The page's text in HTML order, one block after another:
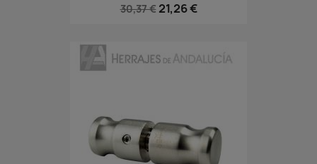
30,37 € 21,26 €